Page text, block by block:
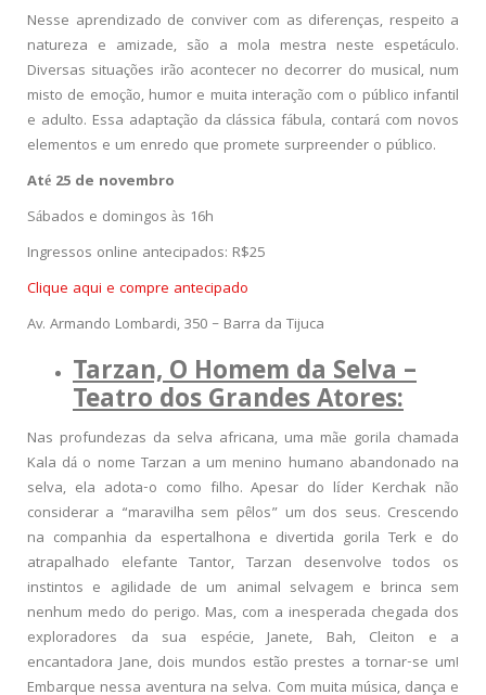
Nesse aprendizado de conviver com as diferenças, respeito a
natureza e amizade, são a mola mestra neste espetáculo.
Diversas situações irão acontecer no decorrer do musical, num
misto de emoção, humor e muita interação com o público infantil
e adulto. Essa adaptação da clássica fábula, contará com novos
elementos e um enredo que promete surpreender o público.
Até 25 de novembro
Sábados e domingos às 16h
Ingressos online antecipados: R$25
Clique aqui e compre antecipado
Av. Armando Lombardi, 350 – Barra da Tijuca
Tarzan, O Homem da Selva –
Teatro dos Grandes Atores:
Nas profundezas da selva africana, uma mãe gorila chamada
Kala dá o nome Tarzan a um menino humano abandonado na
selva, ela adota-o como filho. Apesar do líder Kerchak não
considerar a “maravilha sem pêlos” um dos seus. Crescendo
na companhia da espertalhona e divertida gorila Terk e do
atrapalhado elefante Tantor, Tarzan desenvolve todos os
instintos e agilidade de um animal selvagem e brinca sem
nenhum medo do perigo. Mas, com a inesperada chegada dos
exploradores da sua espécie, Janete, Bah, Cleiton e a
encantadora Jane, dois mundos estão prestes a tornar-se um!
Embarque nessa aventura na selva. Com muita música, dança e